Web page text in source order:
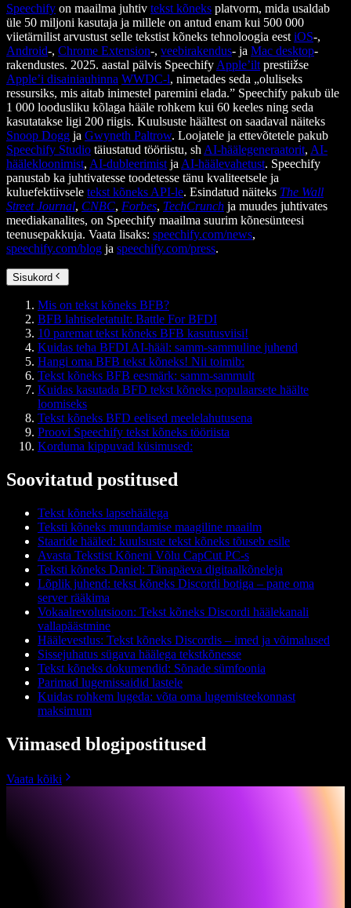
Speechify on maailma juhtiv tekst kõneks platvorm, mida usaldab
üle 50 miljoni kasutaja ja millele on antud enam kui 500 000
viietärnilist arvustust selle tekstist kõneks tehnoloogia eest iOS-,
Android-, Chrome Extension-, veebirakendus- ja Mac desktop-
rakendustes. 2025. aastal pälvis Speechify Apple’ilt prestiižse
Apple’i disainiauhinna WWDC-l, nimetades seda „oluliseks
ressursiks, mis aitab inimestel paremini elada.” Speechify pakub üle
1 000 loodusliku kõlaga hääle rohkem kui 60 keeles ning seda
kasutatakse ligi 200 riigis. Kuulsuste häältest on saadaval näiteks
Snoop Dogg ja Gwyneth Paltrow. Loojatele ja ettevõtetele pakub
Speechify Studio täiustatud tööriistu, sh AI-häälegeneraatorit, AI-
häälekloonimist, AI-dubleerimist ja AI-häälevahetust. Speechify
panustab ka juhtivatesse toodetesse tänu kvaliteetsele ja
kuluefektiivsele tekst kõneks API-le. Esindatud näiteks The Wall
Street Journal, CNBC, Forbes, TechCrunch ja muudes juhtivates
meediakanalites, on Speechify maailma suurim kõnesünteesi
teenusepakkuja. Vaata lisaks: speechify.com/news,
speechify.com/blog ja speechify.com/press.
Sisukord
Mis on tekst kõneks BFB?
BFB lahtiseletatult: Battle For BFDI
10 paremat tekst kõneks BFB kasutusviisi!
Kuidas teha BFDI AI-hääl: samm-sammuline juhend
Hangi oma BFB tekst kõneks! Nii toimib:
Tekst kõneks BFB eesmärk: samm-sammult
Kuidas kasutada BFD tekst kõneks populaarsete häälte
loomiseks
Tekst kõneks BFD eelised meelelahutusena
Proovi Speechify tekst kõneks tööriista
Korduma kippuvad küsimused:
Soovitatud postitused
Tekst kõneks lapsehäälega
Teksti kõneks muundamise maagiline maailm
Staaride hääled: kuulsuste tekst kõneks tõuseb esile
Avasta Tekstist Kõneni Võlu CapCut PC-s
Teksti kõneks Daniel: Tänapäeva digitaalkõneleja
Lõplik juhend: tekst kõneks Discordi botiga – pane oma
server rääkima
Vokaalrevolutsioon: Tekst kõneks Discordi häälekanali
vallapäästmine
Häälevestlus: Tekst kõneks Discordis – imed ja võimalused
Sissejuhatus sügava häälega tekstkõnesse
Tekst kõneks dokumendid: Sõnade sümfoonia
Parimad lugemissaidid lastele
Kuidas rohkem lugeda: võta oma lugemisteekonnast
maksimum
Viimased blogipostitused
Vaata kõiki